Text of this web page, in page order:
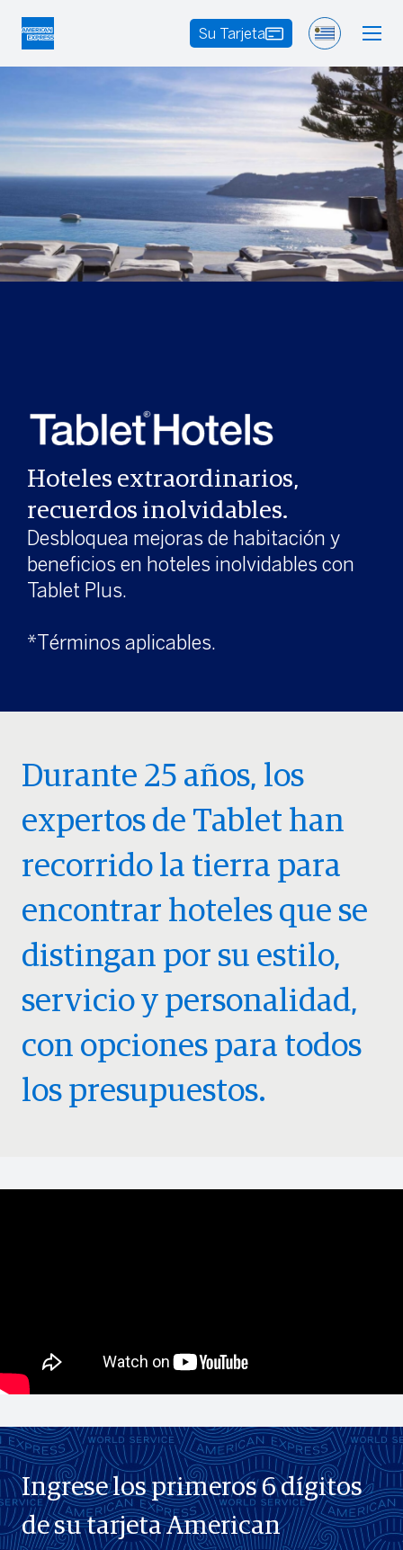
Su Tarjeta
Hoteles extraordinarios,
recuerdos inolvidables.
Desbloquea mejoras de habitación y
beneficios en hoteles inolvidables con
Tablet Plus.
*Términos aplicables.
Durante 25 años, los
expertos de Tablet han
recorrido la tierra para
encontrar hoteles que se
distingan por su estilo,
servicio y personalidad,
con opciones para todos
los presupuestos.
Ingrese los primeros 6 dígitos
de su tarjeta American